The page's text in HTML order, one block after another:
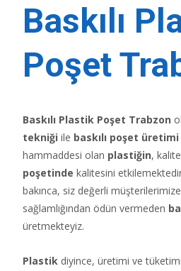
Baskılı
Poşet
Baskılı Plastik Poşet Trabzon
tekniği ile baskılı poşet üretimi
hammaddesi olan plastiğin,
poşetinde kalitesini
bakınca, siz değerli
sağlamlığından ödün vermeden
üretmekteyiz.
Plastik diyince, üretimi ve